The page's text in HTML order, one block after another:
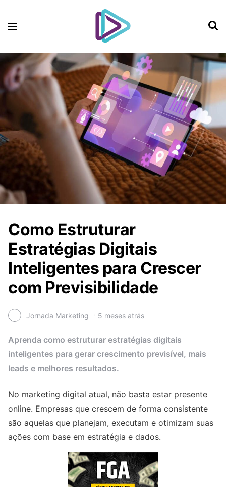
Como Estruturar
Estratégias Digitais
Inteligentes para Crescer
com Previsibilidade
Jornada Marketing 5 meses atrás
Aprenda como estruturar estratégias digitais
inteligentes para gerar crescimento previsível, mais
leads e melhores resultados.
No marketing digital atual, não basta estar presente
online. Empresas que crescem de forma consistente
são aquelas que planejam, executam e otimizam suas
ações com base em estratégia e dados.